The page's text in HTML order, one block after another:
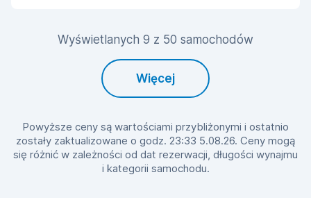
Wyświetlanych 9 z 50 samochodów
Więcej
Powyższe ceny są wartościami przybliżonymi i ostatnio
zostały zaktualizowane o godz. 23:33 5.08.26. Ceny mogą
się różnić w zależności od dat rezerwacji, długości wynajmu
i kategorii samochodu.